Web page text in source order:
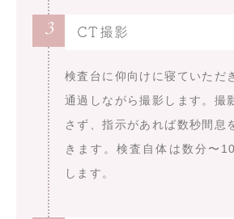
3 CT撮影
検査台に仰向けに寝ていただ
通過しながら撮影します。撮
さず、指示があれば数秒間息
きます。検査自体は数分〜
します。